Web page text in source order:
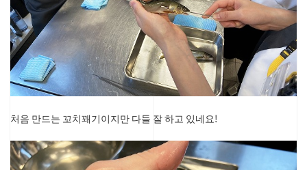
처음 만드는 꼬치꽤기이지만 다들 잘 하고 있네요!